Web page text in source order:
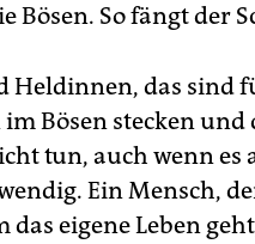
Bösen. So fängt der
Heldinnen, das sind
Bösen stecken und
tun, auch wenn es
Ein Mensch,
das eigene Leben